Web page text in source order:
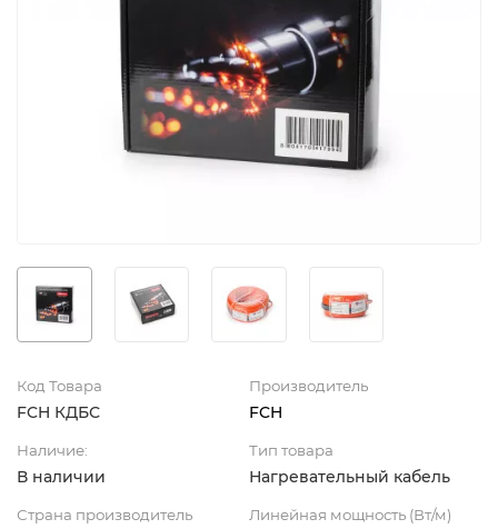
Код Товара
FCH КДБС
Производитель
FCH
Наличие:
В наличии
Тип товара
Нагревательный кабель
Страна производитель Линейная мощность (Вт/м)